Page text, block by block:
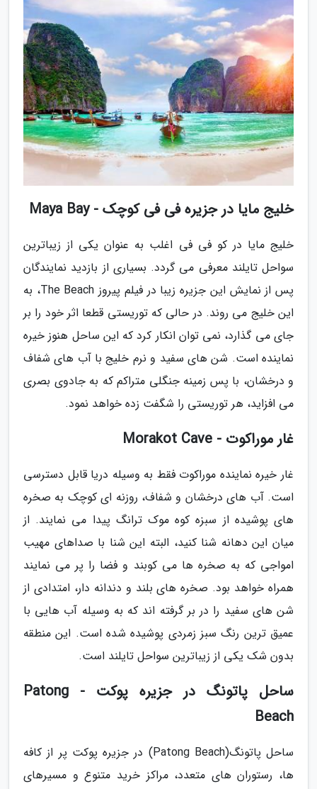
خلیج مایا در جزیره فی فی کوچک - Maya Bay
خلیج مایا در کو فی فی اغلب به عنوان یکی از زیباترین
سواحل تایلند معرفی می گردد. بسیاری از بازدید نمایندگان
پس از نمایش این جزیره زیبا در فیلم پیروز The Beach، به
این خلیج می روند. در حالی که توریستی قطعا اثر خود را بر
جای می گذارد، نمی توان انکار کرد که این ساحل هنوز خیره
نماینده است. شن های سفید و نرم خلیج با آب های شفاف
و درخشان، با پس زمینه جنگلی متراکم که به جادوی بصری
می افزاید، هر توریستی را شگفت زده خواهد نمود.
غار موراکوت - Morakot Cave
غار خیره نماینده موراکوت فقط به وسیله دریا قابل دسترسی
است. آب های درخشان و شفاف، روزنه ای کوچک به صخره
های پوشیده از سبزه کوه موک ترانگ پیدا می نمایند. از
میان این دهانه شنا کنید، البته این شنا با صداهای مهیب
امواجی که به صخره ها می کوبند و فضا را پر می نمایند
همراه خواهد بود. صخره های بلند و دندانه دار، امتدادی از
شن های سفید را در بر گرفته اند که به وسیله آب هایی با
عمیق ترین رنگ سبز زمردی پوشیده شده است. این منطقه
بدون شک یکی از زیباترین سواحل تایلند است.
ساحل پاتونگ در جزیره پوکت - Patong
Beach
ساحل پاتونگ(Patong Beach) در جزیره پوکت پر از کافه
ها، رستوران های متعدد، مراکز خرید متنوع و مسیرهای